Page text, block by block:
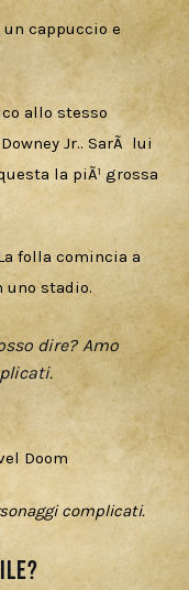
cappuccio e
allo stesso
Jr.. SarÃ  lui
la piÃ¹ grossa
folla comincia a
uno stadio.
dire? Amo
complicati.